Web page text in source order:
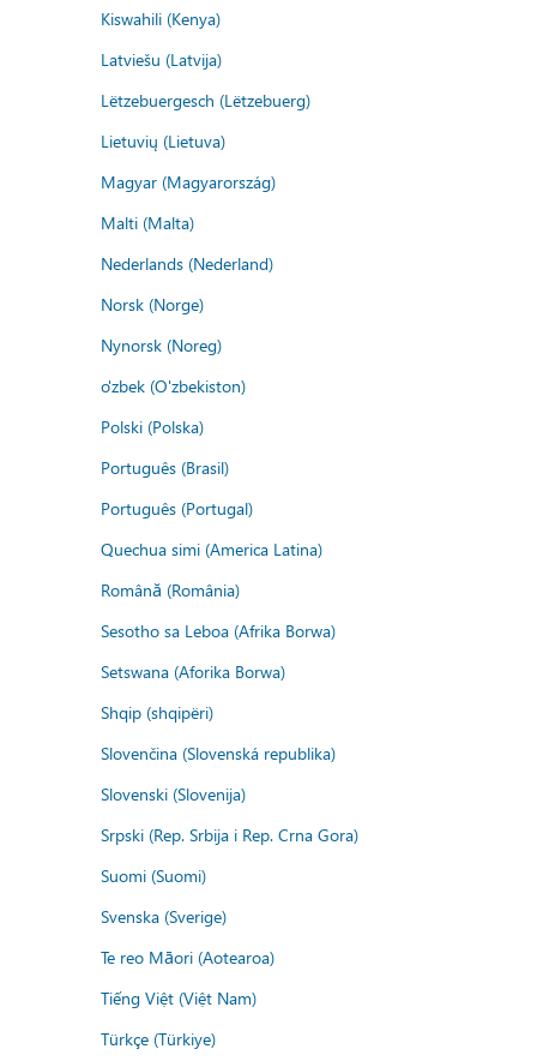
Kiswahili (Kenya)
Latviešu (Latvija)
Lëtzebuergesch (Lëtzebuerg)
Lietuvių (Lietuva)
Magyar (Magyarország)
Malti (Malta)
Nederlands (Nederland)
Norsk (Norge)
Nynorsk (Noreg)
o'zbek (O'zbekiston)
Polski (Polska)
Português (Brasil)
Português (Portugal)
Quechua simi (America Latina)
Română (România)
Sesotho sa Leboa (Afrika Borwa)
Setswana (Aforika Borwa)
Shqip (shqipëri)
Slovenčina (Slovenská republika)
Slovenski (Slovenija)
Srpski (Rep. Srbija i Rep. Crna Gora)
Suomi (Suomi)
Svenska (Sverige)
Te reo Māori (Aotearoa)
Tiếng Việt (Việt Nam)
Türkçe (Türkiye)